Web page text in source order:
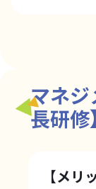
マネ
長研修
【メ